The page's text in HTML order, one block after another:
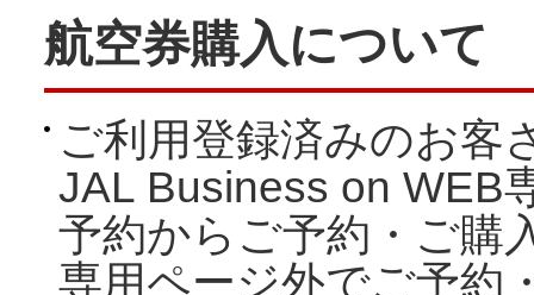
航空券購入について
ご利用登録済みのお客
JAL Business on WEB
予約からご予約・ご購
専用ページ外でご予約